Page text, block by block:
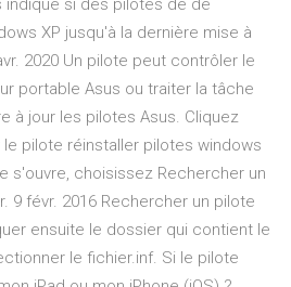
indique si des pilotes de de
XP jusqu'à la dernière mise à
2020 Un pilote peut contrôler le
portable Asus ou traiter la tâche
à jour les pilotes Asus. Cliquez
pilote réinstaller pilotes windows
s'ouvre, choisissez Rechercher un
9 févr. 2016 Rechercher un pilote
ensuite le dossier qui contient le
le fichier.inf. Si le pilote